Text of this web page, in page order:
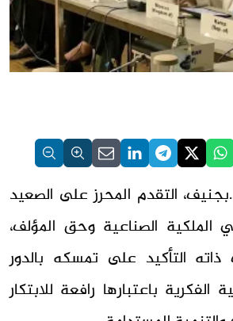
التقدم المحرز على الصعيد
الصناعية وحق المؤلف،
التأكيد على تمسكه بالدور
الفكرية باعتبارها رافعة للابتكار